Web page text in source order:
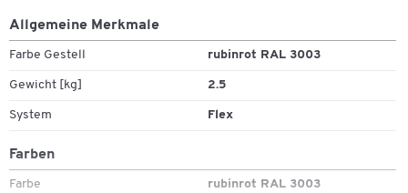
von Rocholz entsprechend Ihrer Bestellung. Im Ergebnis erhalten
Sie eine sinnvolle Erweiterung für das Packtisch System Flex für
ein noch effektiveres Arbeiten im Versand.
Technische Details:
Material: Stahl
Farbe Trägerarme: Rubinrot RAL 3003
Mit passenden Trägerarmen
Allgemeine Merkmale
Farbe Gestell rubinrot RAL 3003
Gewicht [kg] 2.5
System Flex
Farben
Farbe rubinrot RAL 3003